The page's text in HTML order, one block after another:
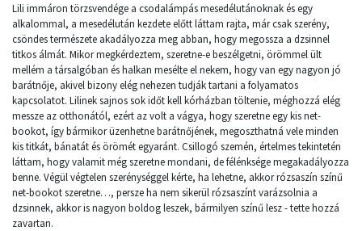
Lili immáron törzsvendége a csodalámpás mesedélutánoknak és egy
alkalommal, a mesedélután kezdete előtt láttam rajta, már csak szerény,
csöndes természete akadályozza meg abban, hogy megossza a dzsinnel
titkos álmát. Mikor megkérdeztem, szeretne-e beszélgetni, örömmel ült
mellém a társalgóban és halkan mesélte el nekem, hogy van egy nagyon jó
barátnője, akivel bizony elég nehezen tudják tartani a folyamatos
kapcsolatot. Lilinek sajnos sok időt kell kórházban töltenie, méghozzá elég
messze az otthonától, ezért az volt a vágya, hogy szeretne egy kis net-
bookot, így bármikor üzenhetne barátnőjének, megoszthatná vele minden
kis titkát, bánatát és örömét egyaránt. Csillogó szemén, értelmes tekintetén
láttam, hogy valamit még szeretne mondani, de félénksége megakadályozza
benne. Végül végtelen szerénységgel kérte, ha lehetne, akkor rózsaszín színű
net-bookot szeretne…, persze ha nem sikerül rózsaszínt varázsolnia a
dzsinnek, akkor is nagyon boldog leszek, bármilyen színű lesz - tette hozzá
zavartan.